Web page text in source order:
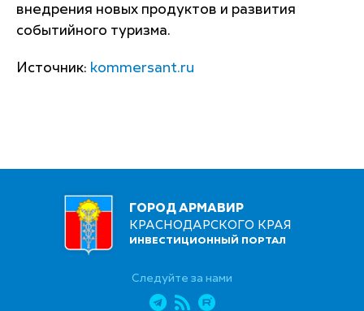
внедрения новых продуктов и развития
событийного туризма.
Источник: kommersant.ru
ГОРОД АРМАВИР
КРАСНОДАРСКОГО КРАЯ
ИНВЕСТИЦИОННЫЙ ПОРТАЛ
Следуйте за нами